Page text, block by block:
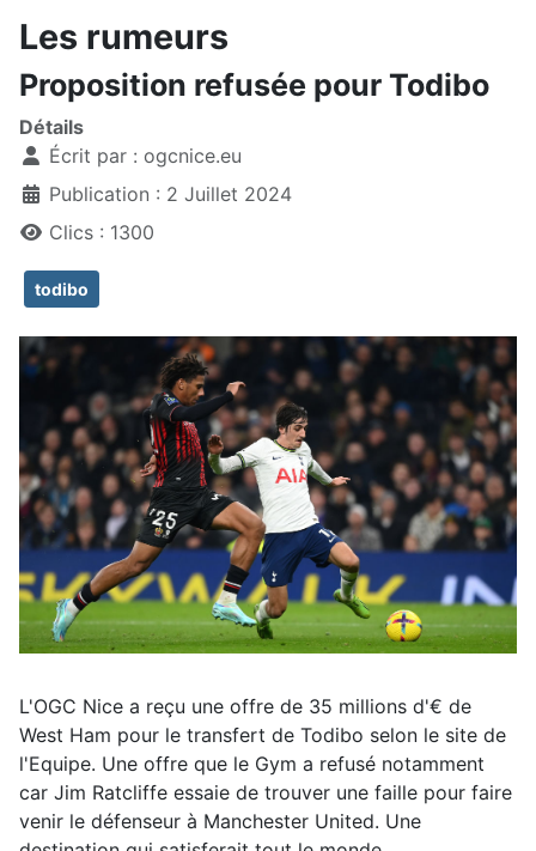
Les rumeurs
Proposition refusée pour Todibo
Détails
Écrit par : ogcnice.eu
Publication : 2 Juillet 2024
Clics : 1300
todibo
L'OGC Nice a reçu une offre de 35 millions d'€ de
West Ham pour le transfert de Todibo selon le site de
l'Equipe. Une offre que le Gym a refusé notamment
car Jim Ratcliffe essaie de trouver une faille pour faire
venir le défenseur à Manchester United. Une